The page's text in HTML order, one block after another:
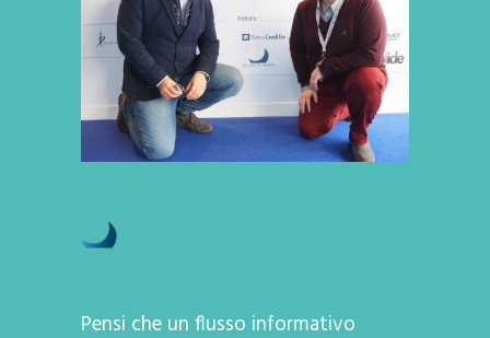
Pensi che un flusso informativo